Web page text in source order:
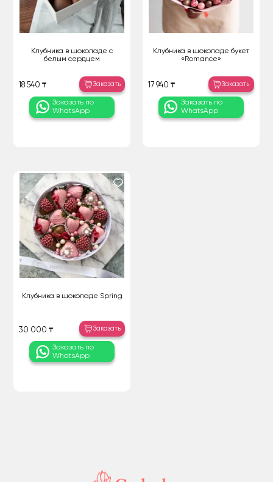
Клубника в шоколаде с
белым сердцем
18 540 ₸ Заказать
Заказать по
WhatsApp
Клубника в шоколаде букет
«Romance»
17 940 ₸ Заказать
Заказать по
WhatsApp
Клубника в шоколаде Spring
30 000 ₸ Заказать
Заказать по
WhatsApp